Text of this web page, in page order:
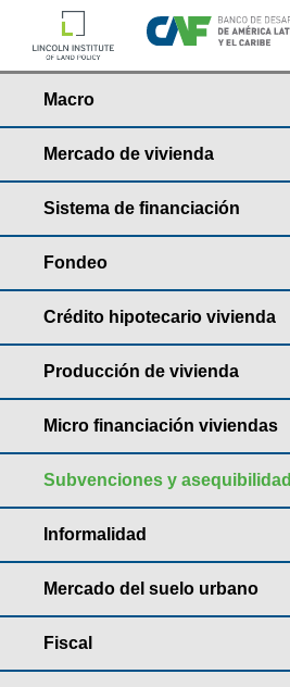
Macro
Mercado de vivienda
Sistema de financiación
Fondeo
Crédito hipotecario vivienda
Producción de vivienda
Micro financiación viviendas
Subvenciones y asequibilidad
Informalidad
Mercado del suelo urbano
Fiscal